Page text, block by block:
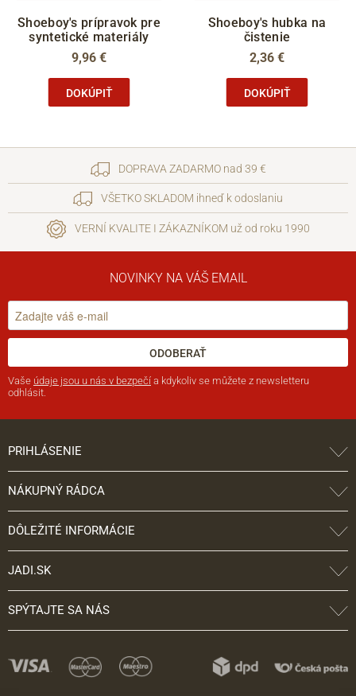
Shoeboy's prípravok pre
syntetické materiály
9,96 €
DOKÚPIŤ
Shoeboy's hubka na
čistenie
2,36 €
DOKÚPIŤ
DOPRAVA ZADARMO nad 39 €
VŠETKO SKLADOM ihneď k odoslaniu
VERNÍ KVALITE I ZÁKAZNÍKOM už od roku 1990
NOVINKY NA VÁŠ EMAIL
ODOBERAŤ
Vaše údaje jsou u nás v bezpečí a kdykoliv se můžete z newsletteru
odhlásit.
PRIHLÁSENIE
NÁKUPNÝ RÁDCA
DÔLEŽITÉ INFORMÁCIE
JADI.SK
SPÝTAJTE SA NÁS